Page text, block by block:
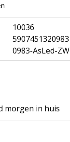
10036
5907451320983
0983-AsLed-ZW
morgen in huis